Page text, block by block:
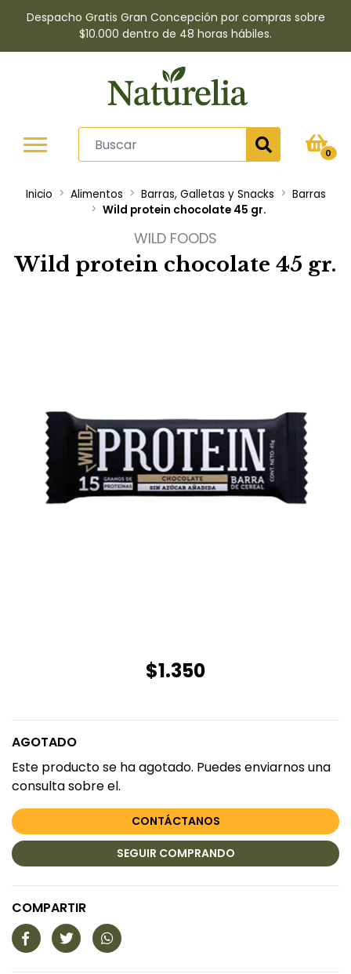
Despacho Gratis Gran Concepción por compras sobre
$10.000 dentro de 48 horas hábiles.
0
Inicio Alimentos Barras, Galletas y Snacks
Barras
Wild protein chocolate 45 gr.
WILD FOODS
Wild protein chocolate 45 gr.
$1.350
AGOTADO
Este producto se ha agotado. Puedes enviarnos una
consulta sobre el.
CONTÁCTANOS
SEGUIR COMPRANDO
COMPARTIR